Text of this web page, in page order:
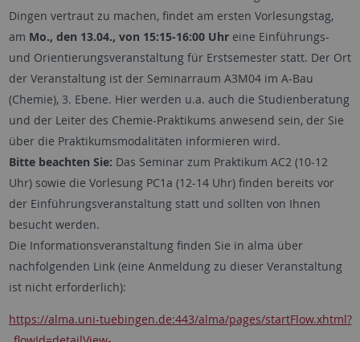
Dingen vertraut zu machen, findet am ersten Vorlesungstag,
am Mo., den 13.04., von 15:15-16:00 Uhreine Einführungs-
und Orientierungsveranstaltung für Erstsemester statt. Der Ort
der Veranstaltung ist der Seminarraum A3M04 im A-Bau
(Chemie), 3. Ebene. Hier werden u.a. auch die Studienberatung
und der Leiter des Chemie-Praktikums anwesend sein, der Sie
über die Praktikumsmodalitäten informieren wird.
Bitte beachten Sie: Das Seminar zum Praktikum AC2 (10-12
Uhr) sowie die Vorlesung PC1a (12-14 Uhr) finden bereits vor
der Einführungsveranstaltung statt und sollten von Ihnen
besucht werden.
Die Informationsveranstaltung finden Sie in alma über
nachfolgenden Link (eine Anmeldung zu dieser Veranstaltung
ist nicht erforderlich):
https://alma.uni-tuebingen.de:443/alma/pages/startFlow.xhtml?